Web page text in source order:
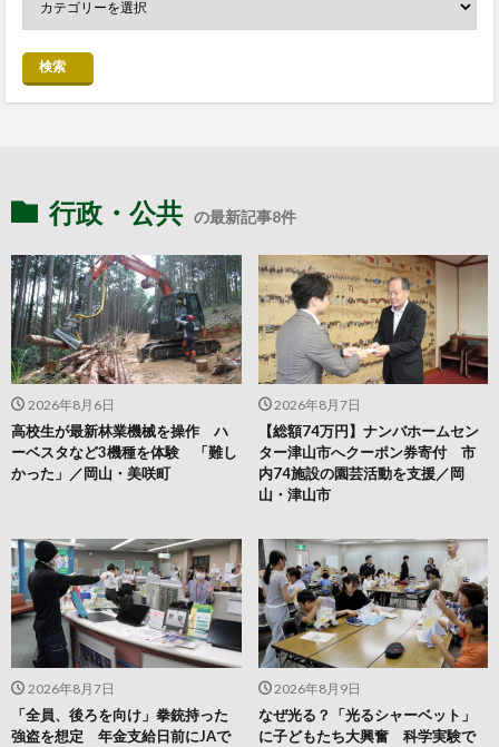
検索
行政・公共 の最新記事8件
2026年8月9日
なぜ光る？「光るシャーベット」
に子どもたち大興奮 科学実験で
2026年8月7日
「全員、後ろを向け」拳銃持った
強盗を想定 年金支給日前にJAで
2026年8月7日
【総額74万円】ナンバホームセン
ター津山市へクーポン券寄付 市
内74施設の園芸活動を支援／岡
山・津山市
2026年8月6日
高校生が最新林業機械を操作 ハ
ーベスタなど3機種を体験 「難し
かった」／岡山・美咲町